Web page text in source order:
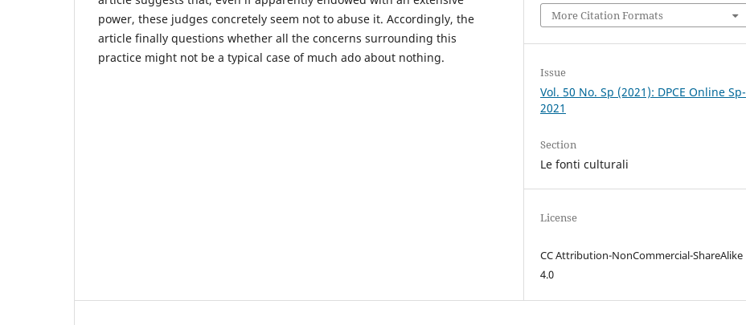
power, these judges concretely seem not to abuse it. Accordingly, the
article finally questions whether all the concerns surrounding this
practice might not be a typical case of much ado about nothing.
More Citation Formats
Issue
Vol. 50 No. Sp (2021): DPCE Online Sp-
2021
Section
Le fonti culturali
License
CC Attribution-NonCommercial-ShareAlike
4.0